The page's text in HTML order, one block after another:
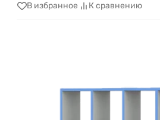
В избранное К сравнению